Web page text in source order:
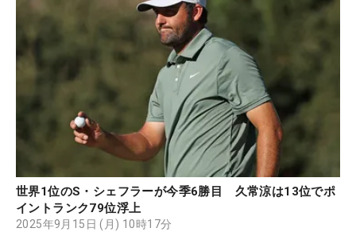
世界1位のS・シェフラーが今季6勝目 久常涼は13位でポ
イントランク79位浮上
2025年9月15日 (月) 10時17分